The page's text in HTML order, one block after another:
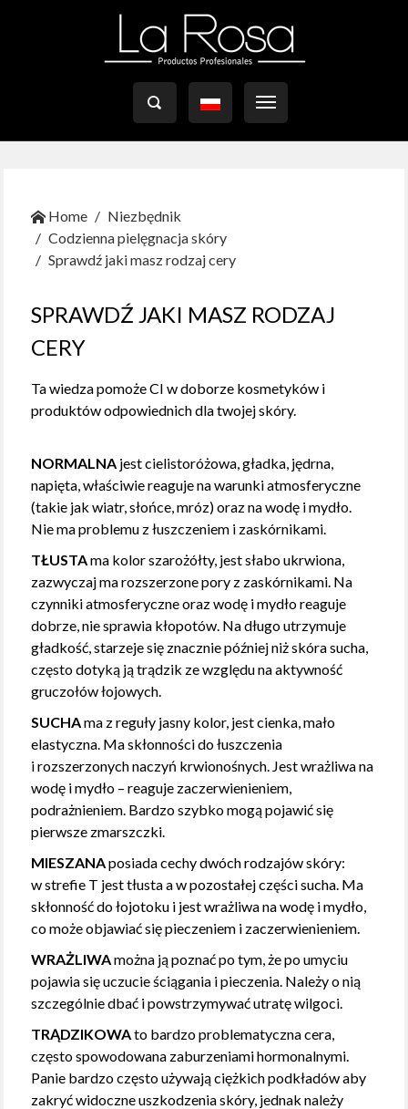

Home
Niezbędnik
Codzienna pielęgnacja skóry
Sprawdź jaki masz rodzaj cery
SPRAWDŹ JAKI MASZ RODZAJ
CERY
Ta wiedza pomoże CI w doborze kosmetyków i
produktów odpowiednich dla twojej skóry.
NORMALNA jest cielistoróżowa, gładka, jędrna,
napięta, właściwie reaguje na warunki atmosferyczne
(takie jak wiatr, słońce, mróz) oraz na wodę i mydło.
Nie ma problemu z łuszczeniem i zaskórnikami.
TŁUSTAma kolor szarożółty, jest słabo ukrwiona,
zazwyczaj ma rozszerzone pory z zaskórnikami. Na
czynniki atmosferyczne oraz wodę i mydło reaguje
dobrze, nie sprawia kłopotów. Na długo utrzymuje
gładkość, starzeje się znacznie później niż skóra sucha,
często dotyką ją trądzik ze względu na aktywność
gruczołów łojowych.
SUCHAma z reguły jasny kolor, jest cienka, mało
elastyczna. Ma skłonności do łuszczenia
i rozszerzonych naczyń krwionośnych. Jest wrażliwa na
wodę i mydło – reaguje zaczerwienieniem,
podrażnieniem. Bardzo szybko mogą pojawić się
pierwsze zmarszczki.
MIESZANAposiada cechy dwóch rodzajów skóry:
w strefie T jest tłusta a w pozostałej części sucha. Ma
skłonność do łojotoku i jest wrażliwa na wodę i mydło,
co może objawiać się pieczeniem i zaczerwienieniem.
WRAŻLIWAmożna ją poznać po tym, że po umyciu
pojawia się uczucie ściągania i pieczenia. Należy o nią
szczególnie dbać i powstrzymywać utratę wilgoci.
TRĄDZIKOWAto bardzo problematyczna cera,
często spowodowana zaburzeniami hormonalnymi.
Panie bardzo często używają ciężkich podkładów aby
zakryć widoczne uszkodzenia skóry, jednak należy